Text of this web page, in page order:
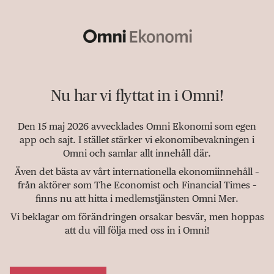
Nu har vi flyttat in i Omni!
Den 15 maj 2026 avvecklades Omni Ekonomi som egen
app och sajt. I stället stärker vi ekonomibevakningen i
Omni och samlar allt innehåll där.
Även det bästa av vårt internationella ekonomiinnehåll –
från aktörer som The Economist och Financial Times –
finns nu att hitta i medlemstjänsten Omni Mer.
Vi beklagar om förändringen orsakar besvär, men hoppas
att du vill följa med oss in i Omni!